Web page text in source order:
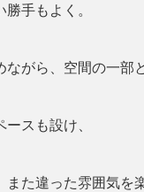
手もよく。
がら、空間の一部
スも設け、
た違った雰囲気を